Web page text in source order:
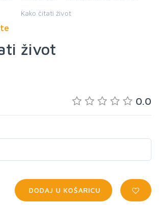
Kako čitati život
život
0.0
DODAJ U KOŠARICU